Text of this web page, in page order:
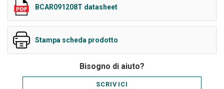
BCAR091208T datasheet
Stampa scheda prodotto
Bisogno di aiuto?
SCRIVICI